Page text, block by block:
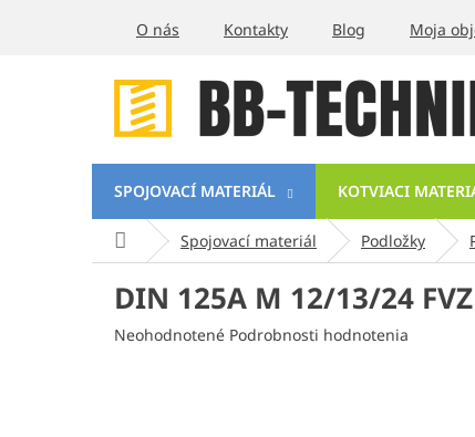
O nás Kontakty Blog Moja
SPOJOVACÍ MATERIÁL KOTVIACI
DomovSpojovací materiál Podložky
DIN 125A M 12/13/24
Priemerné
Neohodnotené Podrobnosti hodnotenia